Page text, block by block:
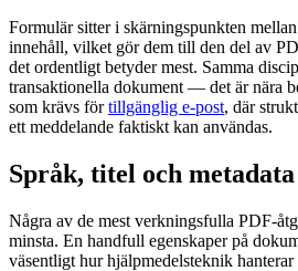
Formulär sitter i skärningspunkten
innehåll, vilket gör dem till den del av
det ordentligt betyder mest. Samma
transaktionella dokument — det är nära
som krävs förtillgänglig e-post, där
ett meddelande faktiskt kan användas.
Språk, titel och metadata
Några av de mest verkningsfulla PDF-
minsta. En handfull egenskaper på
väsentligt hur hjälpmedelsteknik